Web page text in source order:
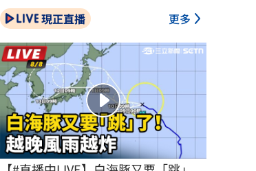
現正直播 更多